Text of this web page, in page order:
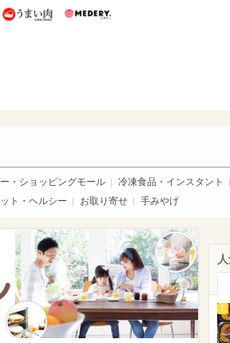
うまいパン うまい肉
・ショッピングモール
冷凍食品・インスタント
ト・ヘルシー お取り寄せ 手みやげ
1